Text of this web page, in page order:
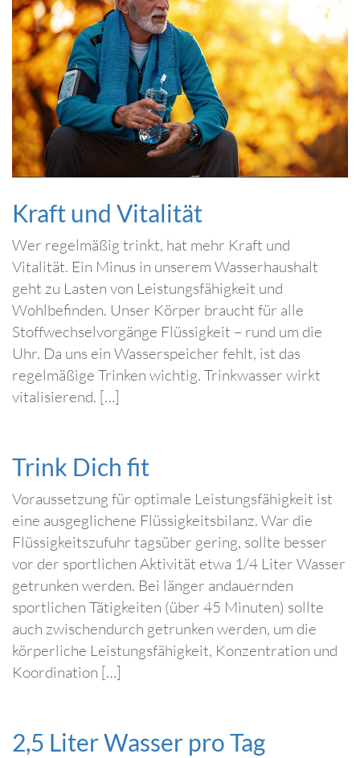
Kraft und Vitalität
Wer regelmäßig trinkt, hat mehr Kraft und
Vitalität. Ein Minus in unserem Wasserhaushalt
geht zu Lasten von Leistungsfähigkeit und
Wohlbefinden. Unser Körper braucht für alle
Stoffwechselvorgänge Flüssigkeit – rund um die
Uhr. Da uns ein Wasserspeicher fehlt, ist das
regelmäßige Trinken wichtig. Trinkwasser wirkt
vitalisierend. […]
Trink Dich fit
Voraussetzung für optimale Leistungsfähigkeit ist
eine ausgeglichene Flüssigkeitsbilanz. War die
Flüssigkeitszufuhr tagsüber gering, sollte besser
vor der sportlichen Aktivität etwa 1/4 Liter Wasser
getrunken werden. Bei länger andauernden
sportlichen Tätigkeiten (über 45 Minuten) sollte
auch zwischendurch getrunken werden, um die
körperliche Leistungsfähigkeit, Konzentration und
Koordination […]
2,5 Liter Wasser pro Tag